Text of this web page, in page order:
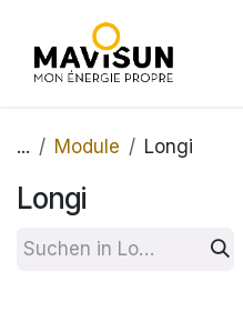
... Module Longi
Longi